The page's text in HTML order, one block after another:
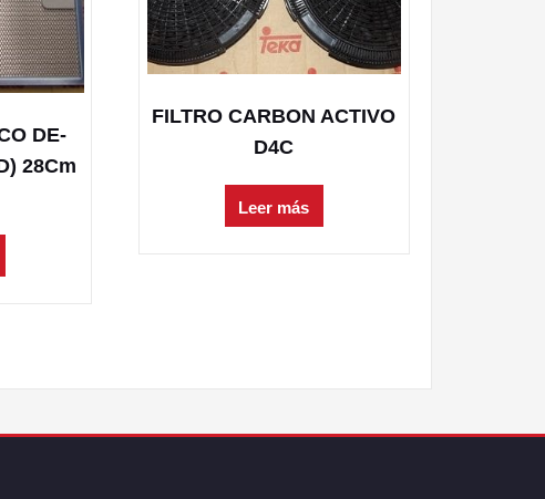
DE-
28Cm
FILTRO CARBON ACTIVO
D4C
Leer más